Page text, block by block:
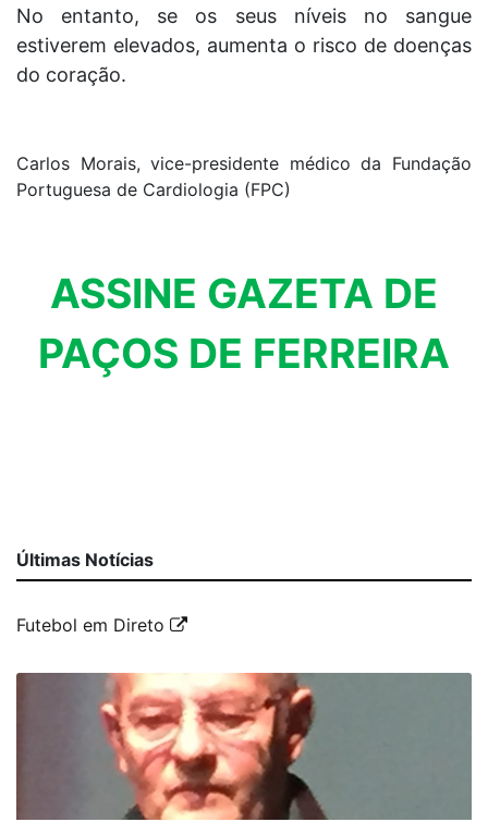
No entanto, se os seus níveis no sangue
estiverem elevados, aumenta o risco de doenças
do coração.
Carlos Morais, vice-presidente médico da Fundação
Portuguesa de Cardiologia (FPC)
ASSINE GAZETA DE
PAÇOS DE FERREIRA
Últimas Notícias
Futebol em Direto